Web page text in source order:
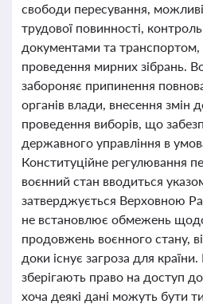
свободи пересування,
трудової повинності, контроль
документами та
проведення мирних зібрань.
забороняє припинення
органів влади, внесення змін
проведення виборів, що
державного управління в
Конституційне регулювання
воєнний стан вводиться
затверджується Верховною
не встановлює обмежень щодо
продовжень воєнного стану,
доки існує загроза для
зберігають право на доступ до
хоча деякі дані можуть бути